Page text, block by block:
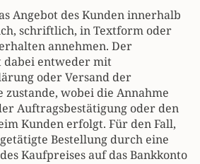
Angebot des Kunden innerhalb
schriftlich, in Textform oder
annehmen. Der
entweder mit
oder Versand der
wobei die Annahme
Auftragsbestätigung oder den
Kunden erfolgt. Für den Fall,
Bestellung durch eine
Kaufpreises auf das Bankkonto